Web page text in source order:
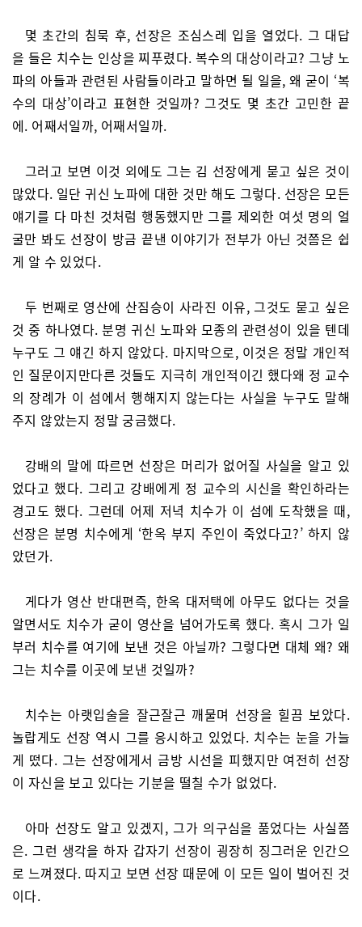
몇 초간의 침묵 후, 선장은 조심스레 입을 열었다. 그 대답
을 들은 치수는 인상을 찌푸렸다. 복수의 대상이라고? 그냥 노
파의 아들과 관련된 사람들이라고 말하면 될 일을, 왜 굳이 ‘복
수의 대상’이라고 표현한 것일까? 그것도 몇 초간 고민한 끝
에. 어째서일까, 어째서일까.
그러고 보면 이것 외에도 그는 김 선장에게 묻고 싶은 것이
많았다. 일단 귀신 노파에 대한 것만 해도 그렇다. 선장은 모든
얘기를 다 마친 것처럼 행동했지만 그를 제외한 여섯 명의 얼
굴만 봐도 선장이 방금 끝낸 이야기가 전부가 아닌 것쯤은 쉽
게 알 수 있었다.
두 번째로 영산에 산짐승이 사라진 이유, 그것도 묻고 싶은
것 중 하나였다. 분명 귀신 노파와 모종의 관련성이 있을 텐데
누구도 그 얘긴 하지 않았다. 마지막으로, 이것은 정말 개인적
인 질문이지만다른 것들도 지극히 개인적이긴 했다왜 정 교수
의 장례가 이 섬에서 행해지지 않는다는 사실을 누구도 말해
주지 않았는지 정말 궁금했다.
강배의 말에 따르면 선장은 머리가 없어질 사실을 알고 있
었다고 했다. 그리고 강배에게 정 교수의 시신을 확인하라는
경고도 했다. 그런데 어제 저녁 치수가 이 섬에 도착했을 때,
선장은 분명 치수에게 ‘한옥 부지 주인이 죽었다고?’ 하지 않
았던가.
게다가 영산 반대편즉, 한옥 대저택에 아무도 없다는 것을
알면서도 치수가 굳이 영산을 넘어가도록 했다. 혹시 그가 일
부러 치수를 여기에 보낸 것은 아닐까? 그렇다면 대체 왜? 왜
그는 치수를 이곳에 보낸 것일까?
치수는 아랫입술을 잘근잘근 깨물며 선장을 힐끔 보았다.
놀랍게도 선장 역시 그를 응시하고 있었다. 치수는 눈을 가늘
게 떴다. 그는 선장에게서 금방 시선을 피했지만 여전히 선장
이 자신을 보고 있다는 기분을 떨칠 수가 없었다.
아마 선장도 알고 있겠지, 그가 의구심을 품었다는 사실쯤
은. 그런 생각을 하자 갑자기 선장이 굉장히 징그러운 인간으
로 느껴졌다. 따지고 보면 선장 때문에 이 모든 일이 벌어진 것
이다.